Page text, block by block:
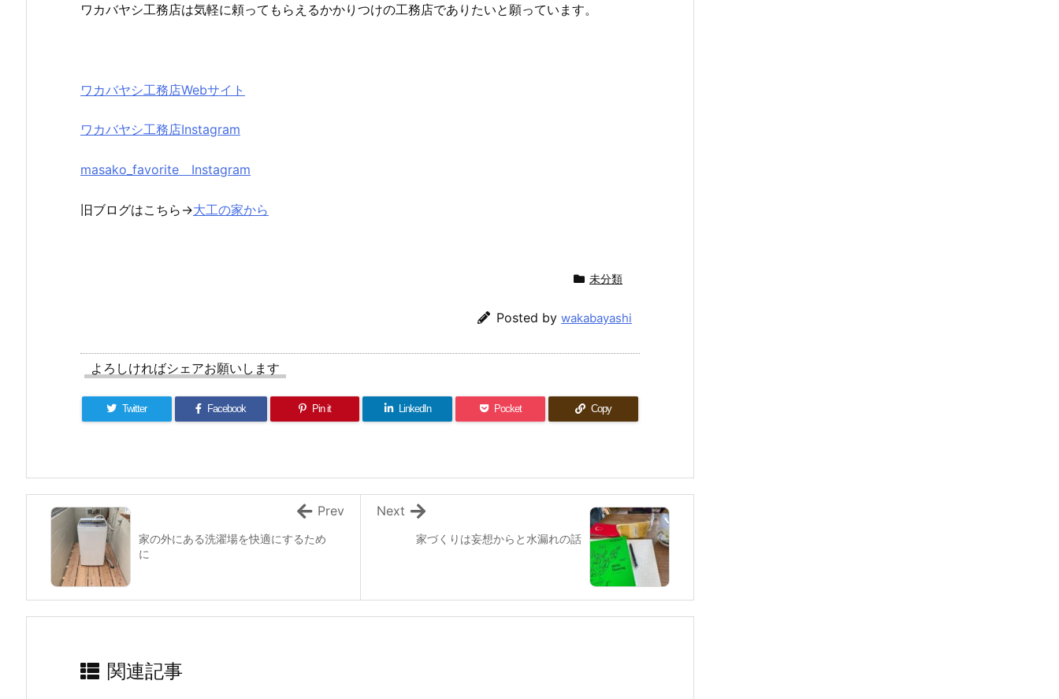
ワカバヤシ工務店は気軽に頼ってもらえるかかりつけの工務店でありたいと願っています。
ワカバヤシ工務店Webサイト
ワカバヤシ工務店Instagram
masako_favorite Instagram
旧ブログはこちら→大工の家から
未分類
Posted by wakabayashi
よろしければシェアお願いします
Twitter Facebook Pin it LinkedIn Pocket Copy
家づくりは妄想からと水漏れの話
Next
家の外にある洗濯場を快適にするため
に
Prev
関連記事